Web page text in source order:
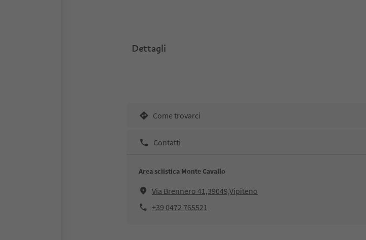
Dettagli
Come trovarci
Contatti
Area sciistica Monte Cavallo
Via Brennero 41,39049,Vipiteno
+39 0472 765521